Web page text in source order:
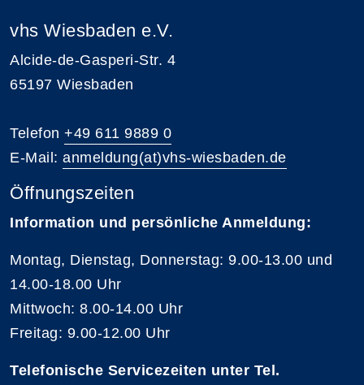
vhs Wiesbaden e.V.
Alcide-de-Gasperi-Str. 4
65197 Wiesbaden
Telefon +49 611 9889 0
E-Mail: anmeldung(at)vhs-wiesbaden.de
Öffnungszeiten
Information und persönliche Anmeldung:
Montag, Dienstag, Donnerstag: 9.00-13.00 und
14.00-18.00 Uhr
Mittwoch: 8.00-14.00 Uhr
Freitag: 9.00-12.00 Uhr
Telefonische Servicezeiten unter Tel.